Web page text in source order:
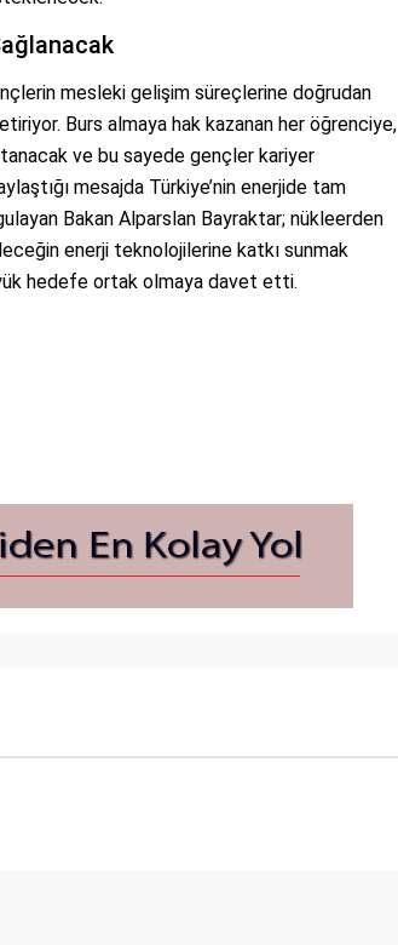
mesleki gelişim süreçlerine doğrudan
Burs almaya hak kazanan her öğrenciye,
ve bu sayede gençler kariyer
mesajda Türkiye’nin enerjide tam
Bakan Alparslan Bayraktar; nükleerden
enerji teknolojilerine katkı sunmak
hedefe ortak olmaya davet etti.